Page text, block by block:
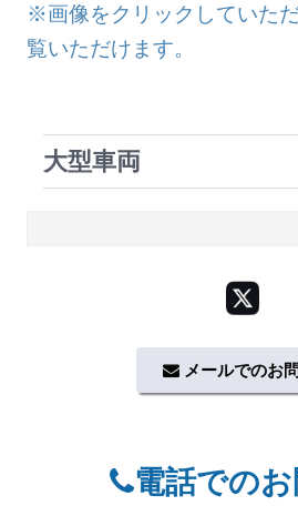
※画像をクリックしていた
覧いただけます。
大型車両
メールでのお
電話での